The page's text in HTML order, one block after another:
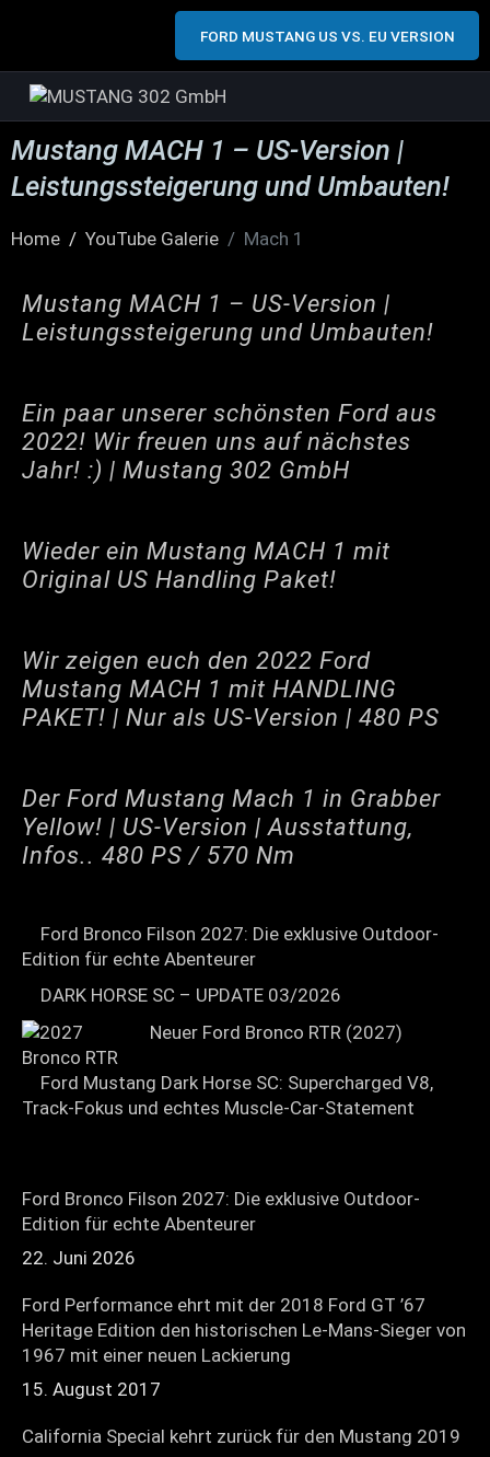
FORD MUSTANG US VS. EU VERSION
Mustang MACH 1 – US-Version |
Leistungssteigerung und Umbauten!
Home YouTube Galerie Mach 1
Mustang MACH 1 – US-Version |
Leistungssteigerung und Umbauten!
Ein paar unserer schönsten Ford aus
2022! Wir freuen uns auf nächstes
Jahr! :) | Mustang 302 GmbH
Wieder ein Mustang MACH 1 mit
Original US Handling Paket!
Wir zeigen euch den 2022 Ford
Mustang MACH 1 mit HANDLING
PAKET! | Nur als US-Version | 480 PS
Der Ford Mustang Mach 1 in Grabber
Yellow! | US-Version | Ausstattung,
Infos.. 480 PS / 570 Nm
Ford Bronco Filson 2027: Die exklusive Outdoor-
Edition für echte Abenteurer
DARK HORSE SC – UPDATE 03/2026
Neuer Ford Bronco RTR (2027)
Ford Mustang Dark Horse SC: Supercharged V8,
Track-Fokus und echtes Muscle-Car-Statement
Ford Bronco Filson 2027: Die exklusive Outdoor-
Edition für echte Abenteurer
22. Juni 2026
Ford Performance ehrt mit der 2018 Ford GT ’67
Heritage Edition den historischen Le-Mans-Sieger von
1967 mit einer neuen Lackierung
15. August 2017
California Special kehrt zurück für den Mustang 2019